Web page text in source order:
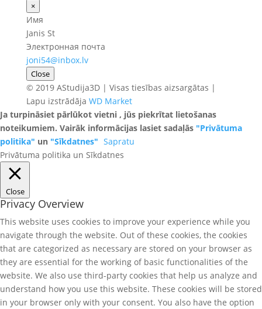
×
Имя
Janis St
Электронная почта
joni54@inbox.lv
Close
© 2019 AStudija3D | Visas tiesības aizsargātas |
Lapu izstrādāja WD Market
Ja turpināsiet pārlūkot vietni , jūs piekrītat lietošanas
noteikumiem. Vairāk informācijas lasiet sadaļās "Privātuma
politika" un "Sīkdatnes" Sapratu
Privātuma politika un Sīkdatnes
Close
Privacy Overview
This website uses cookies to improve your experience while you
navigate through the website. Out of these cookies, the cookies
that are categorized as necessary are stored on your browser as
they are essential for the working of basic functionalities of the
website. We also use third-party cookies that help us analyze and
understand how you use this website. These cookies will be stored
in your browser only with your consent. You also have the option